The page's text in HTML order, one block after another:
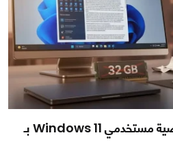
Microsoft تتراجع عن توصية مستخدمي Windows 11 بـ